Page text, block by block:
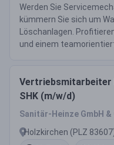
Werden Sie
kümmern Sie sich um
Löschanlagen.
und einem
Vertriebsmitarbeiter
SHK (m/w/d)
Sanitär-Heinze GmbH &
Holzkirchen (PLZ